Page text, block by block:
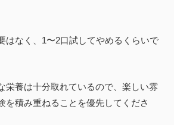
はなく、1〜2口試してやめるくらいで
栄養は十分取れているので、楽しい雰
を積み重ねることを優先してくださ